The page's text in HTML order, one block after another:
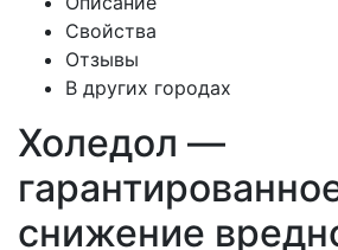
Свойства
Отзывы
В других городах
Холедол —
снижение